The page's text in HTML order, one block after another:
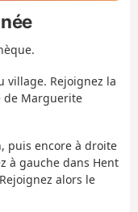
village. Rejoignez la
de Marguerite
puis encore à droite
à gauche dans Hent
alors le